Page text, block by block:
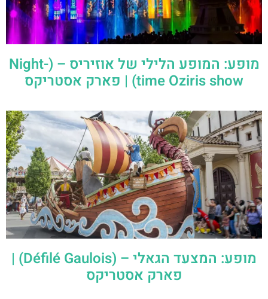
מופע: המופע הלילי של אוזיריס – (Night-
time Oziris show) | פארק אסטריקס
מופע: המצעד הגאלי – (Défilé Gaulois) |
פארק אסטריקס